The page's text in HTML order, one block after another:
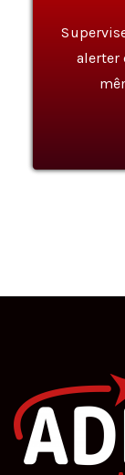
alerter